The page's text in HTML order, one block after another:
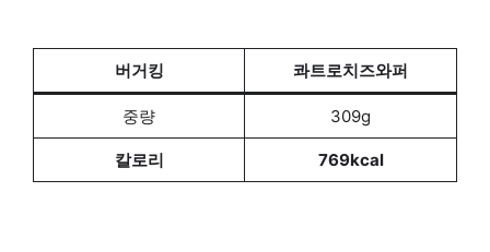
버거킹 콰트로치즈와퍼
중량 309g
칼로리 769kcal